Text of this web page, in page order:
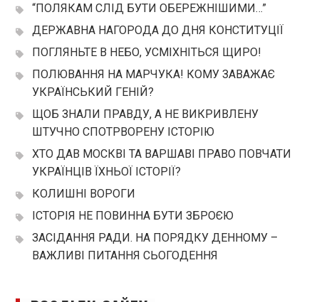
“ПОЛЯКАМ СЛІД БУТИ ОБЕРЕЖНІШИМИ…”
ДЕРЖАВНА НАГОРОДА ДО ДНЯ КОНСТИТУЦІЇ
ПОГЛЯНЬТЕ В НЕБО, УСМІХНІТЬСЯ ЩИРО!
ПОЛЮВАННЯ НА МАРЧУКА! КОМУ ЗАВАЖАЄ
УКРАЇНСЬКИЙ ГЕНІЙ?
ЩОБ ЗНАЛИ ПРАВДУ, А НЕ ВИКРИВЛЕНУ
ШТУЧНО СПОТРВОРЕНУ ІСТОРІЮ
ХТО ДАВ МОСКВІ ТА ВАРШАВІ ПРАВО ПОВЧАТИ
УКРАЇНЦІВ ЇХНЬОЇ ІСТОРІЇ?
КОЛИШНІ ВОРОГИ
ІСТОРІЯ НЕ ПОВИННА БУТИ ЗБРОЄЮ
ЗАСІДАННЯ РАДИ. НА ПОРЯДКУ ДЕННОМУ –
ВАЖЛИВІ ПИТАННЯ СЬОГОДЕННЯ